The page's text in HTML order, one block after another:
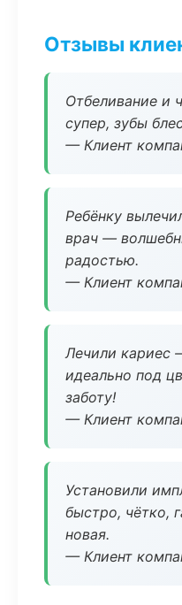
Отзывы
Отбеливание и
супер, зубы
— Клиент
Ребёнку
врач —
радостью.
— Клиент
Лечили кариес
идеально под
заботу!
— Клиент
Установили
быстро, чётко,
новая.
— Клиент